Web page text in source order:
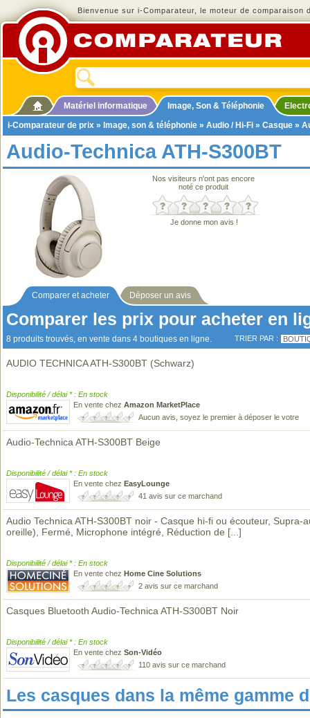
Bienvenue sur i-Comparateur, le moteur de comparaison
Matériel informatique Image, Son & Téléphonie
i-Comparateur de prix » Image, son & téléphonie » Audio / Hi-Fi » Casque »
Audio-Technica ATH-S300BT
Nos visiteurs n'ont pas encore
noté ce produit
Je donne mon avis !
Comparer et acheter Déposer un avis
Comparer les prix pour acheter en
8 produits trouvés, en vente dans 4 boutiques en ligne. TRIER PAR :
AUDIO TECHNICA ATH-S300BT (Schwarz)
Disponibilité / délai * : En stock
En vente chez Amazon MarketPlace
Aucun avis, soyez le premier à déposer le votre
Audio-Technica ATH-S300BT Beige
Disponibilité / délai * : En stock
En vente chez EasyLounge
41 avis sur ce marchand
Audio Technica ATH-S300BT noir - Casque hi-fi ou écouteur, Supra-
oreille), Fermé, Microphone intégré, Réduction de [...]
Disponibilité / délai * : En stock
En vente chez Home Cine Solutions
2 avis sur ce marchand
Casques Bluetooth Audio-Technica ATH-S300BT Noir
Disponibilité / délai * : En stock
En vente chez Son-Vidéo
110 avis sur ce marchand
Les casques dans la même gamme